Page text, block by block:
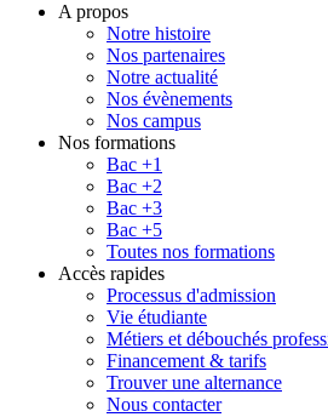
A propos
Notre histoire
Nos partenaires
Notre actualité
Nos évènements
Nos campus
Nos formations
Bac +1
Bac +2
Bac +3
Bac +5
Toutes nos formations
Accès rapides
Processus d'admission
Vie étudiante
Métiers et débouchés
Financement & tarifs
Trouver une alternance
Nous contacter